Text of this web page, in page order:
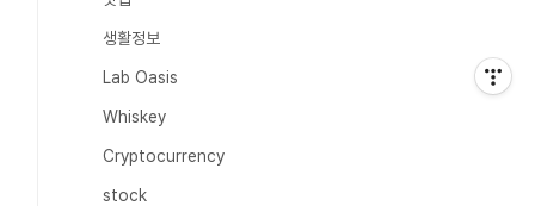
생활정보
Lab Oasis
Whiskey
Cryptocurrency
stock